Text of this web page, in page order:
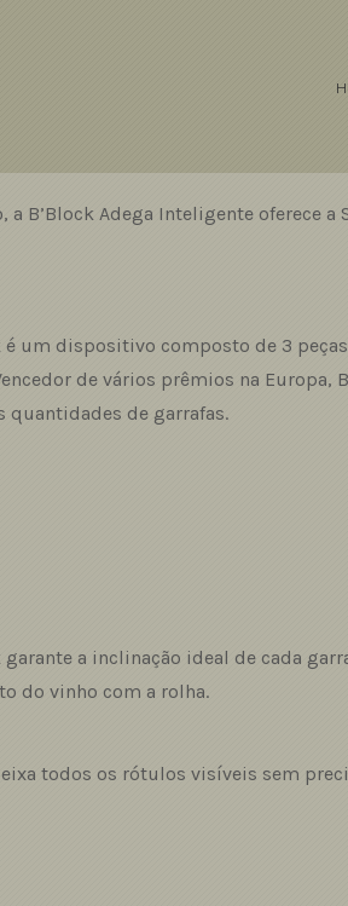
Adega Inteligente oferece a
é um dispositivo composto de 3
de vários prêmios na Europa,
quantidades de garrafas.
garante a inclinação ideal de cada
do vinho com a rolha.
todos os rótulos visíveis sem